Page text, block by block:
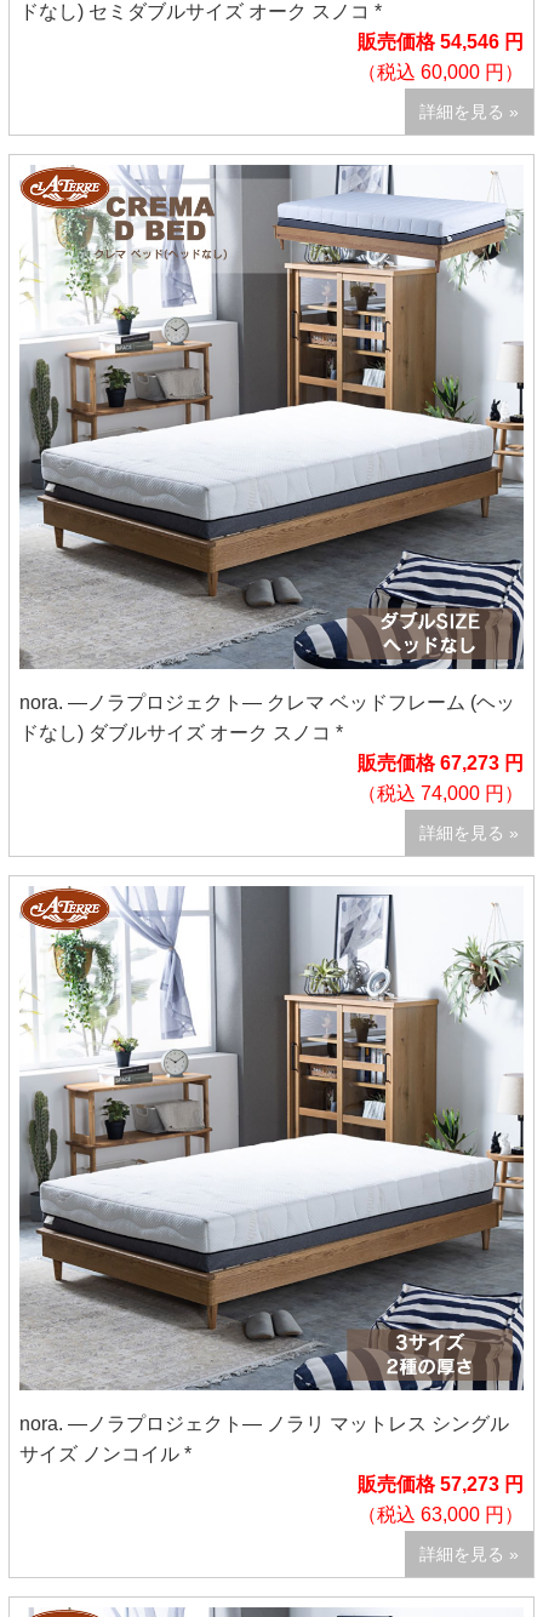
ドなし) セミダブルサイズ オーク スノコ *
販売価格 54,546 円
（税込 60,000 円）
詳細を見る »
nora. ―ノラプロジェクト― クレマ ベッドフレーム (ヘッ
ドなし) ダブルサイズ オーク スノコ *
販売価格 67,273 円
（税込 74,000 円）
詳細を見る »
nora. ―ノラプロジェクト― ノラリ マットレス シングル
サイズ ノンコイル *
販売価格 57,273 円
（税込 63,000 円）
詳細を見る »